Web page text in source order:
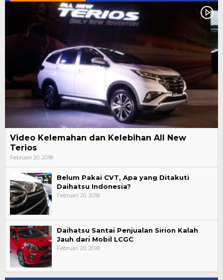
Video Kelemahan dan Kelebihan All New
Terios
Februari 20, 2018
Belum Pakai CVT, Apa yang Ditakuti
Daihatsu Indonesia?
Februari 20, 2018
Daihatsu Santai Penjualan Sirion Kalah
Jauh dari Mobil LCGC
Februari 20, 2018